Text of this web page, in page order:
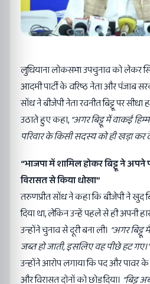
लुधियाना लोकसभा उपचुनाव को लेकर
आदमी पार्टी के वरिष्ठ नेता और पंजाब
सोंध ने बीजेपी नेता रवनीत बिट्टू पर
उठाते हुए कहा, “अगर बिट्टू में वाकई
परिवार के किसी सदस्य को ही खड़ा कर
“भाजपा में शामिल होकर बिट्टू ने अपने
विरासत से किया धोखा”
तरुणप्रीत सोंध ने कहा कि बीजेपी ने खुद
दिया था, लेकिन उन्हें पहले से ही अपनी
उन्होंने चुनाव से दूरी बना ली। “अगर
जब्त हो जाती,इसलिए वह पीछे हट गए।”
उन्होंने आरोप लगाया कि पद और पावर
और विरासत दोनों को छोड़ दिया। “बिट्टू